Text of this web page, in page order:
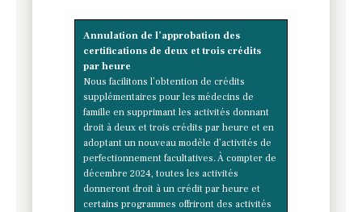
Annulation de l’approbation des
certifications de deux et trois crédits
par heure
Nous facilitons l’obtention de crédits
supplémentaires pour les médecins de
famille en supprimant les activités donnant
droit à deux et trois crédits par heure et en
adoptant un nouveau modèle d’activités de
perfectionnement facultatives. À compter de
décembre 2024, toutes les activités
donneront droit à un crédit par heure et
certains programmes offriront des activités